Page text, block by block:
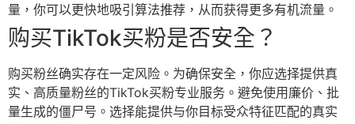
量，你可以更快地吸引算法推荐，从而获得更多有机流量。
购买TikTok买粉是否安全？
购买粉丝确实存在一定风险。为确保安全，你应选择提供真
实、高质量粉丝的TikTok买粉专业服务。避免使用廉价、批
量生成的僵尸号。选择能提供与你目标受众特征匹配的真实